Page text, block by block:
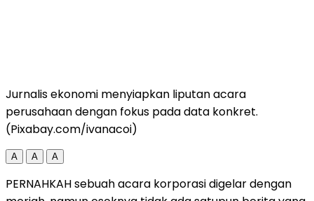
Jurnalis ekonomi menyiapkan liputan acara
perusahaan dengan fokus pada data konkret.
(Pixabay.com/ivanacoi)
A A A
PERNAHKAH sebuah acara korporasi digelar dengan